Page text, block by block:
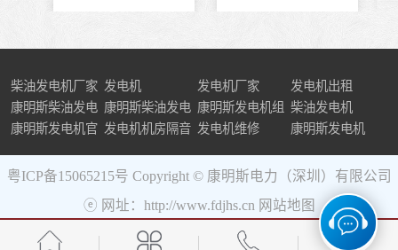
柴油发电机厂家 发电机 发电机厂家
发电机出租
康明斯柴油发电
机组
康明斯柴油发电
机
康明斯发电机组 柴油发电机
康明斯发电机官 发电机机房隔音 发电机维修 康明斯发电机
粤ICP备15065215号 Copyright © 康明斯电力（深圳）有限公司
ⓔ 网址：http://www.fdjhs.cn 网站地图